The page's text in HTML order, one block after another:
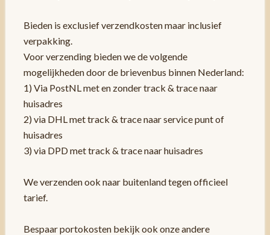
Bieden is exclusief verzendkosten maar inclusief
verpakking.
Voor verzending bieden we de volgende
mogelijkheden door de brievenbus binnen Nederland:
1) Via PostNL met en zonder track & trace naar
huisadres
2) via DHL met track & trace naar service punt of
huisadres
3) via DPD met track & trace naar huisadres
We verzenden ook naar buitenland tegen officieel
tarief.
Bespaar portokosten bekijk ook onze andere